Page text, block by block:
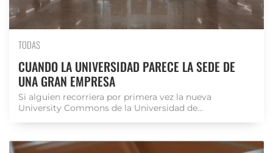
TODAS
CUANDO LA UNIVERSIDAD PARECE LA SEDE DE
UNA GRAN EMPRESA
Si alguien recorriera por primera vez la nueva
University Commons de la Universidad de...